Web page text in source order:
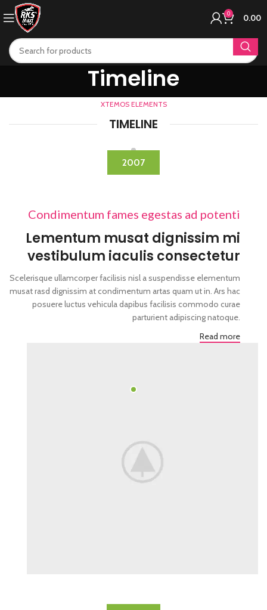
0 0.00
Timeline
XTEMOS ELEMENTS
TIMELINE
2007
Condimentum fames egestas ad potenti
Lementum musat dignissim mi
vestibulum iaculis consectetur
Scelerisque ullamcorper facilisis nisl a suspendisse elementum
musat rasd dignissim at condimentum artas quam ut in. Ars hac
posuere luctus vehicula dapibus facilisis commodo curae
parturient adipiscing natoque.
Read more